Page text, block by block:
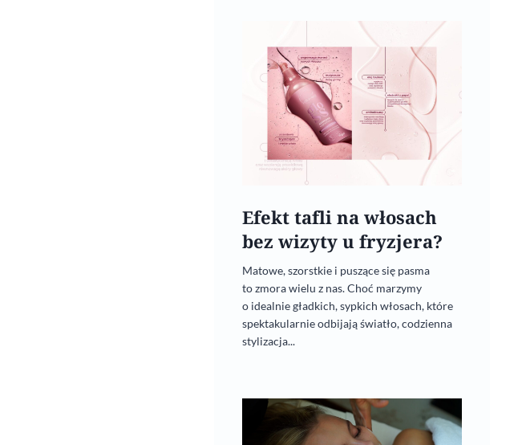
Efekt tafli na włosach
bez wizyty u fryzjera?
Matowe, szorstkie i puszące się pasma
to zmora wielu z nas. Choć marzymy
o idealnie gładkich, sypkich włosach, które
spektakularnie odbijają światło, codzienna
stylizacja...